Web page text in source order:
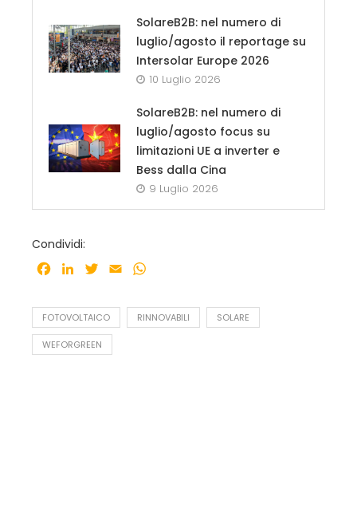
SolareB2B: nel numero di
luglio/agosto il reportage su
Intersolar Europe 2026
10 Luglio 2026
SolareB2B: nel numero di
luglio/agosto focus su
limitazioni UE a inverter e
Bess dalla Cina
9 Luglio 2026
Condividi:
Facebook
LinkedInTwitter
Email
FOTOVOLTAICO RINNOVABILI SOLARE
WEFORGREEN